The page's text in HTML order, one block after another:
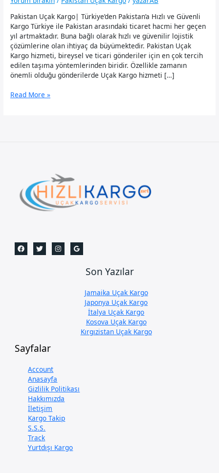
Pakistan Uçak Kargo| Türkiye’den Pakistan’a Hızlı ve Güvenli
Kargo Türkiye ile Pakistan arasındaki ticaret hacmi her geçen
yıl artmaktadır. Buna bağlı olarak hızlı ve güvenilir lojistik
çözümlerine olan ihtiyaç da büyümektedir. Pakistan Uçak
Kargo hizmeti, bireysel ve ticari gönderiler için en çok tercih
edilen taşıma yöntemlerinden biridir. Özellikle zamanın
önemli olduğu gönderilerde Uçak Kargo hizmeti […]
Pakistan
Read More »
Son Yazılar
Jamaika Uçak Kargo
Japonya Uçak Kargo
İtalya Uçak Kargo
Kosova Uçak Kargo
Kırgızistan Uçak Kargo
Sayfalar
Account
Anasayfa
Gizlilik Politikası
Hakkımızda
İletişim
Kargo Takip
S.S.S.
Track
Yurtdışı Kargo